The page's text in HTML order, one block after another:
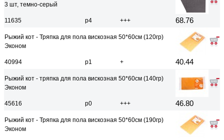
3 шт, темно-серый
11635 р4 +++ 68.76
Рыжий кот - Тряпка для пола вискозная 50*60см (120гр)
Эконом
40994 р1 + 40.44
Рыжий кот - тряпка для пола вискозная 50*60см (140гр)
Эконом
45616 р0 +++ 46.80
Рыжий кот - Тряпка для пола вискозная 50*60см (190гр)
Эконом